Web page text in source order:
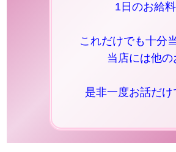
1日のお給
これだけでも十分
当店には他の
是非一度お話だけ